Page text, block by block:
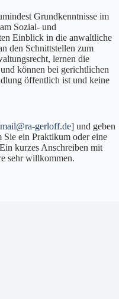
Grundkenntnisse im
Sozial- und
Einblick in die anwaltliche
den Schnittstellen zum
lernen die
können bei gerichtlichen
öffentlich ist und keine
mail@ra-gerloff.de] und geben
ein Praktikum oder eine
kurzes Anschreiben mit
sehr willkommen.